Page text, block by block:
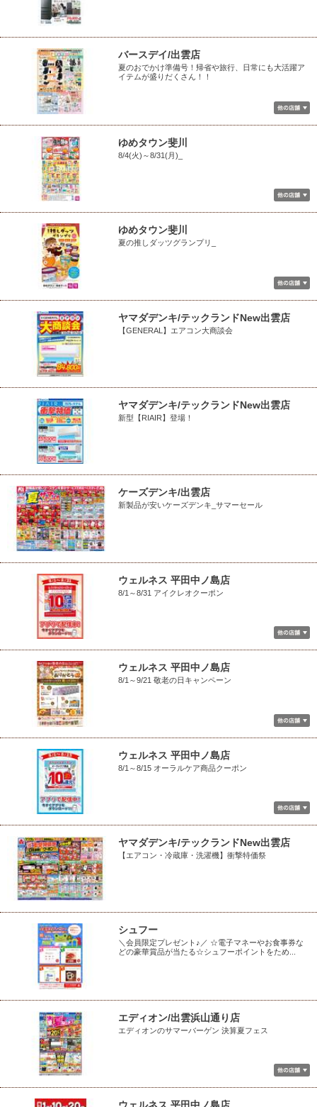
バースデイ/出雲店
夏のおでかけ準備号！帰省や旅行、日常にも大活躍ア
イテムが盛りだくさん！！
ゆめタウン斐川
8/4(火)～8/31(月)_
ゆめタウン斐川
夏の推しダッツグランプリ_
ヤマダデンキ/テックランドNew出雲店
【GENERAL】エアコン大商談会
ヤマダデンキ/テックランドNew出雲店
新型【RIAIR】登場！
ケーズデンキ/出雲店
新製品が安いケーズデンキ_サマーセール
ウェルネス 平田中ノ島店
8/1～8/31 アイクレオクーポン
ウェルネス 平田中ノ島店
8/1～9/21 敬老の日キャンペーン
ウェルネス 平田中ノ島店
8/1～8/15 オーラルケア商品クーポン
ヤマダデンキ/テックランドNew出雲店
【エアコン・冷蔵庫・洗濯機】衝撃特価祭
シュフー
＼会員限定プレゼント♪／ ☆電子マネーやお食事券な
どの豪華賞品が当たる☆シュフーポイントをため...
エディオン/出雲浜山通り店
エディオンのサマーバーゲン 決算夏フェス